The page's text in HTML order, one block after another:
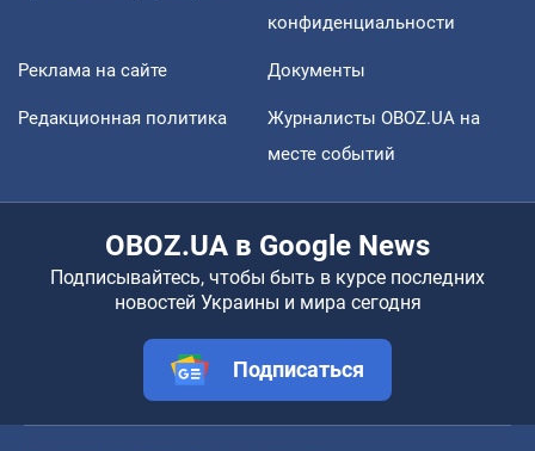
конфиденциальности
Реклама на сайте Документы
Редакционная политика
Журналисты OBOZ.UA на
месте событий
OBOZ.UA в Google News
Подписывайтесь, чтобы быть в курсе последних
новостей Украины и мира сегодня
Подписаться